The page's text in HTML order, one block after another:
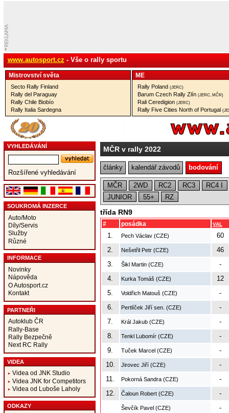
www.autosport.cz - Vše o rally sportu
Mistrovství­ světa
Secto Rally Finland
Rally del Paraguay
Rally Chile Biobío
Rally Italia Sardegna
ME
Rally Poland (JERC)
Barum Czech Rally Zlín (JERC, MČR)
Rali Ceredigion (JERC)
Rally Five Cities North of Portugal
VYHLEDÁVÁNÍ
Rozšířené vyhledávání
SOUKROMÁ INZERCE
Auto/Moto
Díly/Servis
Služby
Různé
INFORMACE
Novinky
Nápověda
O Autosport.cz
Kontakt
PARTNEŘI
Autoklub ČR
Rally-Base
Rally Bezpečně
Next RC Rally
VIDEA
Videa od JNK Studio
Videa JNK for Competitors
Videa od Luboše Laholy
ODKAZY
MČR v rally 2022
články kalendář závodů bodování
MČR 2WD RC2 RC3
RC4 I
JUNIOR
55+ RZ
třída RN9
# posádka VAL
1. Pech Václav (CZE)
60
2.
Nešetřil Petr (CZE)
46
3.
Šikl Martin (CZE)
-
4.
Kurka Tomáš (CZE)
12
5.
Voldřich Matouš (CZE)
-
6.
Pertlíček Jiří sen. (CZE)
-
7.
Král Jakub (CZE)
-
8.
Tenkl Lubomír (CZE)
-
9.
Tuček Marcel (CZE)
-
10.
Jirovec Jiří (CZE)
-
11.
Pokorná Sandra (CZE)
-
12.
Čaloun Robert (CZE) -
Ševčík Pavel (CZE) -